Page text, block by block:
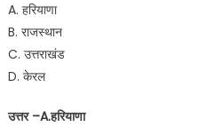
A. हरियाणा
B. राजस्थान
C. उत्तराखंड
D. केरल
उत्तर –A.हरियाणा